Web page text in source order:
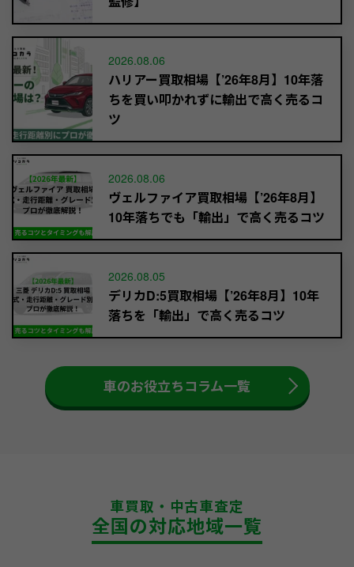
2026.08.06
ハリアー買取相場【’26年8月】10年落
ちを買い叩かれずに輸出で高く売るコ
ツ
2026.08.06
ヴェルファイア買取相場【’26年8月】
10年落ちでも「輸出」で高く売るコツ
2026.08.05
デリカD:5買取相場【’26年8月】10年
落ちを「輸出」で高く売るコツ
車のお役立ちコラム一覧
車買取・中古車査定
全国の対応地域一覧